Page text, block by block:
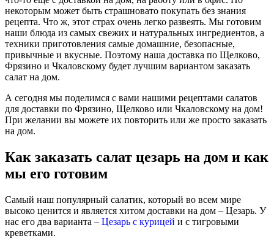
некоторым может быть страшновато покупать без знания
рецепта. Что ж, этот страх очень легко развеять. Мы готовим
наши блюда из самых свежих и натуральных ингредиентов, а
техники приготовления самые домашние, безопасные,
привычные и вкусные. Поэтому наша доставка по Щелково,
Фрязино и Чкаловскому будет лучшим вариантом заказать
салат на дом.
А сегодня мы поделимся с вами нашими рецептами салатов
для доставки по Фрязино, Щелково или Чкаловскому на дом!
При желании вы можете их повторить или же просто заказать
на дом.
Как заказать салат цезарь на дом и как
мы его готовим
Самый наш популярный салатик, который во всем мире
высоко ценится и является хитом доставки на дом – Цезарь. У
нас его два варианта – Цезарь с курицей и с тигровыми
креветками.